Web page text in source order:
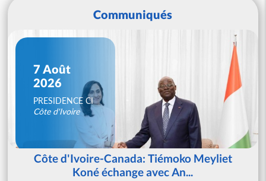
Communiqués
7 Août
2026
PRESIDENCE CI
Côte d'Ivoire
Côte d'Ivoire-Canada: Tiémoko Meyliet
Koné échange avec An...